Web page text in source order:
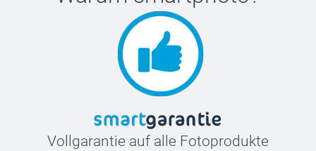
Vollgarantie auf alle Fotoprodukte